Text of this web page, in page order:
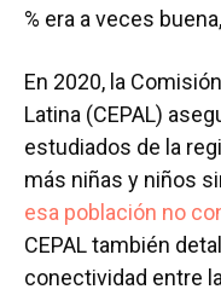
% era a veces
En 2020, la
Latina (CEPAL)
estudiados de la
más niñas y niños
esa población no
CEPAL también
conectividad entre